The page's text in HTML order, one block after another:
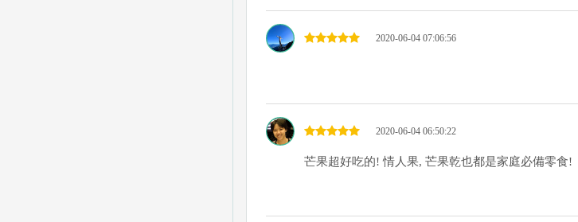
2020-06-04 07:06:56
2020-06-04 06:50:22
芒果超好吃的! 情人果, 芒果乾也都是家庭必備零食!